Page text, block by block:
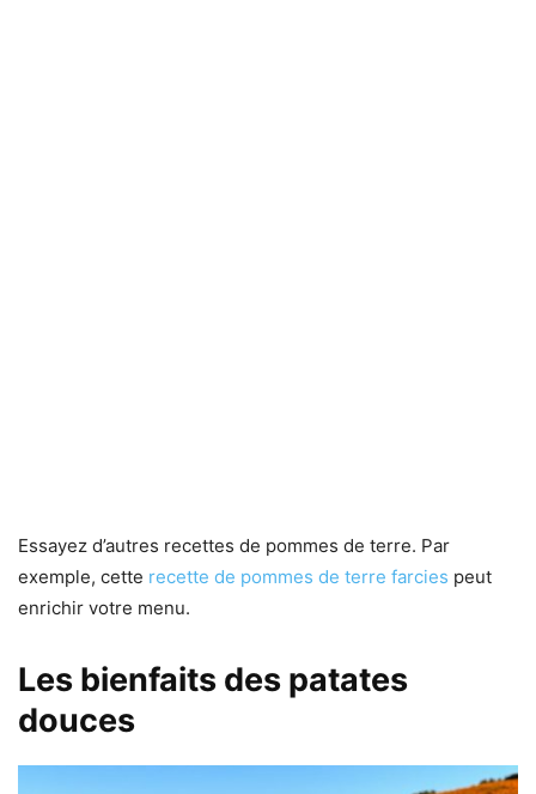
Essayez d’autres recettes de pommes de terre. Par
exemple, cette recette de pommes de terre farcies peut
enrichir votre menu.
Les bienfaits des patates
douces